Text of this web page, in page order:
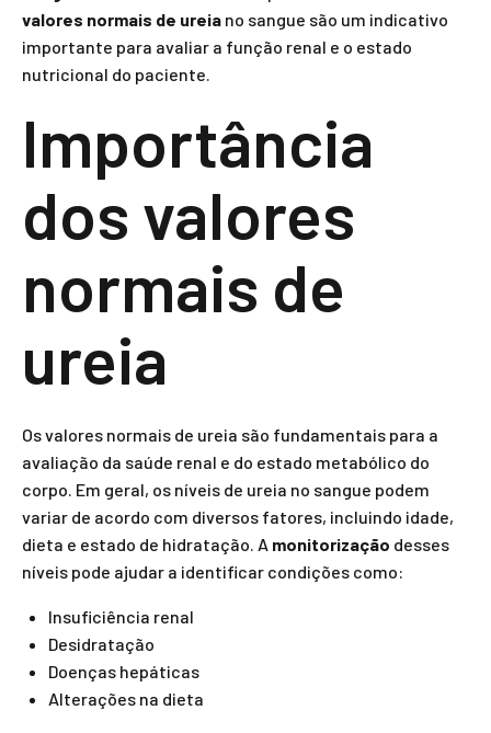
valores normais de ureia no sangue são um indicativo
importante para avaliar a função renal e o estado
nutricional do paciente.
Importância
dos valores
normais de
ureia
Os valores normais de ureia são fundamentais para a
avaliação da saúde renal e do estado metabólico do
corpo. Em geral, os níveis de ureia no sangue podem
variar de acordo com diversos fatores, incluindo idade,
dieta e estado de hidratação. A monitorização desses
níveis pode ajudar a identificar condições como:
Insuficiência renal
Desidratação
Doenças hepáticas
Alterações na dieta